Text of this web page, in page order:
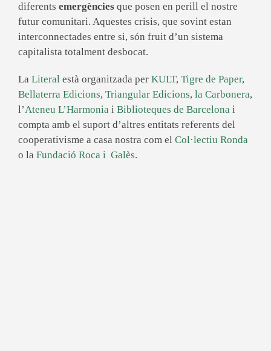
diferents emergències que posen en perill el nostre
futur comunitari. Aquestes crisis, que sovint estan
interconnectades entre si, són fruit d’un sistema
capitalista totalment desbocat.
La Literal està organitzada per KULT, Tigre de Paper,
Bellaterra Edicions, Triangular Edicions, la Carbonera,
l’Ateneu L’Harmonia i Biblioteques de Barcelona i
compta amb el suport d’altres entitats referents del
cooperativisme a casa nostra com el Col·lectiu Ronda
o la Fundació Roca i Galès.